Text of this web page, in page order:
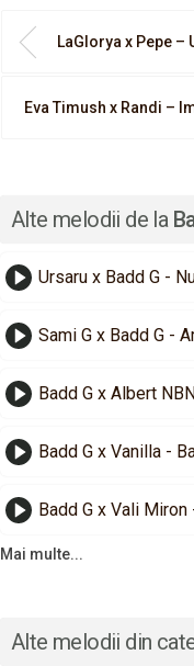
LaGlorya x Pepe
Eva Timush x Randi –
Alte melodii de la
Ursaru x Badd G -
Sami G x Badd G -
Badd G x Albert
Badd G x Vanilla -
Badd G x Vali
Mai multe...
Alte melodii din